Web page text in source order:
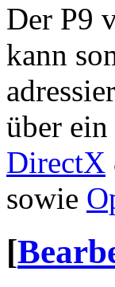
Der P9
kann
über
DirectX
sowie
[